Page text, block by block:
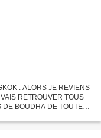
. ALORS JE REVIENS
RETROUVER TOUS
BOUDHA DE TOUTES